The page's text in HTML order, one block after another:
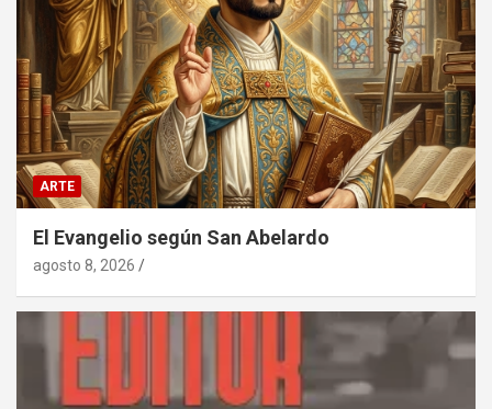
ARTE
El Evangelio según San Abelardo
agosto 8, 2026